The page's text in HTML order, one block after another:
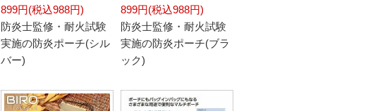
899円(税込988円)
防炎士監修・耐火試験
実施の防炎ポーチ(シル
バー)
899円(税込988円)
防炎士監修・耐火試験
実施の防炎ポーチ(ブラ
ック)